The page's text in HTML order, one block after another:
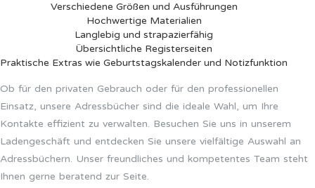
Verschiedene Größen und Ausführungen
Hochwertige Materialien
Langlebig und strapazierfähig
Übersichtliche Registerseiten
Praktische Extras wie Geburtstagskalender und Notizfunktion
Ob für den privaten Gebrauch oder für den professionellen
Einsatz, unsere Adressbücher sind die ideale Wahl, um Ihre
Kontakte effizient zu verwalten. Besuchen Sie uns in unserem
Ladengeschäft und entdecken Sie unsere vielfältige Auswahl an
Adressbüchern. Unser freundliches und kompetentes Team steht
Ihnen gerne beratend zur Seite.